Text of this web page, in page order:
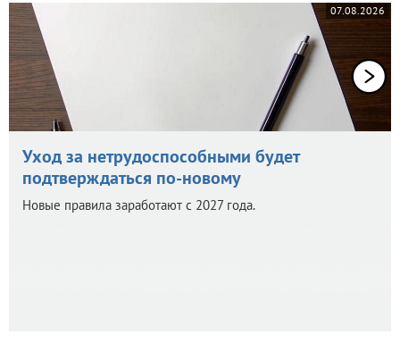
07.08.2026
Уход за нетрудоспособными будет
подтверждаться по-новому
Новые правила заработают с 2027 года.